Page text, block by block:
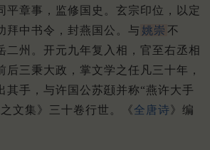
平章事，监修国史。 玄宗印位，以定
拜中书令，封燕国公。 与 姚崇 不
二州。 开元九年复入相，官至右丞相
后三秉大政，掌文学之任凡三十年，
其手，与许国公苏颋并称“燕许大手
文集》三十卷行世。 《全唐诗》编